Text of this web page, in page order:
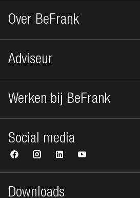
Over BeFrank
Adviseur
Werken bij BeFrank
Downloads
Social media